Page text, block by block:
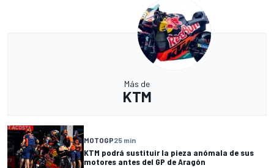
Más de
KTM
MOTOGP25 min
KTM podrá sustituir la pieza anómala de sus
motores antes del GP de Aragón